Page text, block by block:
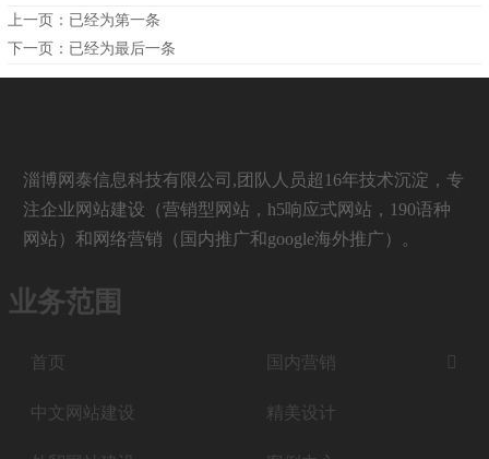
上一页：已经为第一条
下一页：已经为最后一条
淄博网泰信息科技有限公司,团队人员超16年技术沉淀，专
注企业网站建设（营销型网站，h5响应式网站，190语种
网站）和网络营销（国内推广和google海外推广）。
业务范围
首页
中文网站建设
国内营销 
精美设计